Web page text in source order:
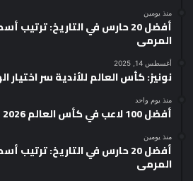
منذ يومين
أفضل 20 حارس في التاريخ:
المرمى
أغسطس 14, 2025
نونيز: كأس العالم للأندية سر اختيار
منذ يوم واحد
أفضل 100 لاعب في كأس العالم 2026
منذ يومين
أفضل 20 حارس في التاريخ:
المرمى